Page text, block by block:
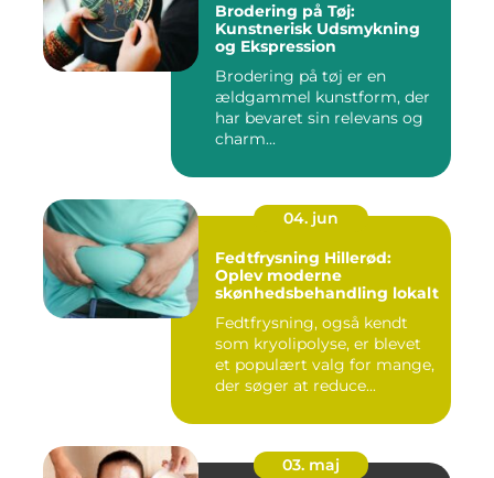
Brodering på Tøj:
Kunstnerisk Udsmykning
og Ekspression
Brodering på tøj er en
ældgammel kunstform, der
har bevaret sin relevans og
charm...
04. jun
Fedtfrysning Hillerød:
Oplev moderne
skønhedsbehandling lokalt
Fedtfrysning, også kendt
som kryolipolyse, er blevet
et populært valg for mange,
der søger at reduce...
03. maj